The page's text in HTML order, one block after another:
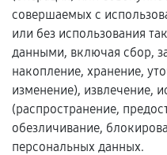
совершаемых с
или без использования
данными, включая сбор,
накопление, хранение,
изменение), извлечение,
(распространение,
обезличивание,
персональных данных.